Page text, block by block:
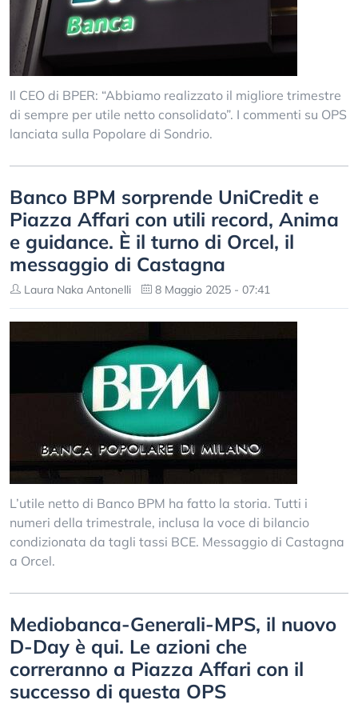
Il CEO di BPER: “Abbiamo realizzato il migliore trimestre
di sempre per utile netto consolidato”. I commenti su OPS
lanciata sulla Popolare di Sondrio.
Banco BPM sorprende UniCredit e
Piazza Affari con utili record, Anima
e guidance. È il turno di Orcel, il
messaggio di Castagna
Laura Naka Antonelli 8 Maggio 2025 - 07:41
L’utile netto di Banco BPM ha fatto la storia. Tutti i
numeri della trimestrale, inclusa la voce di bilancio
condizionata da tagli tassi BCE. Messaggio di Castagna
a Orcel.
Mediobanca-Generali-MPS, il nuovo
D-Day è qui. Le azioni che
correranno a Piazza Affari con il
successo di questa OPS